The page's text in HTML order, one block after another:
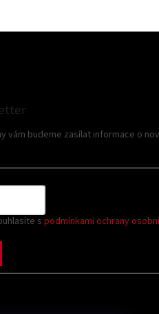
vám budeme zasílat informace o
s podmínkami ochrany